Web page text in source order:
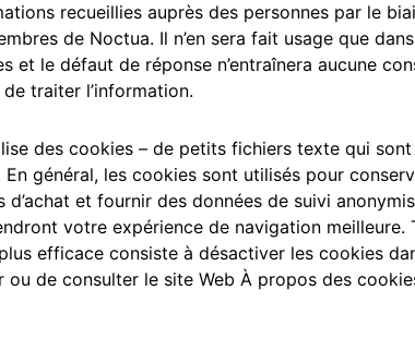
recueillies auprès des personnes par le
de Noctua. Il n’en sera fait usage que
et le défaut de réponse n’entraînera aucune
traiter l’information.
des cookies – de petits fichiers texte qui
En général, les cookies sont utilisés pour
d’achat et fournir des données de suivi
votre expérience de navigation
efficace consiste à désactiver les cookies
ou de consulter le site Web À propos des